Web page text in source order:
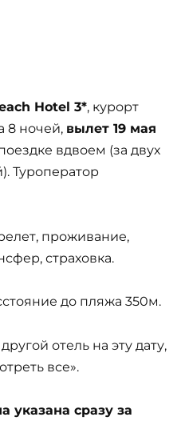
Hotel 3*, курорт
8 ночей, вылет 19 мая
вдвоем (за двух
Туроператор
проживание,
страховка.
до пляжа 350м.
отель на эту дату,
все».
указана сразу за